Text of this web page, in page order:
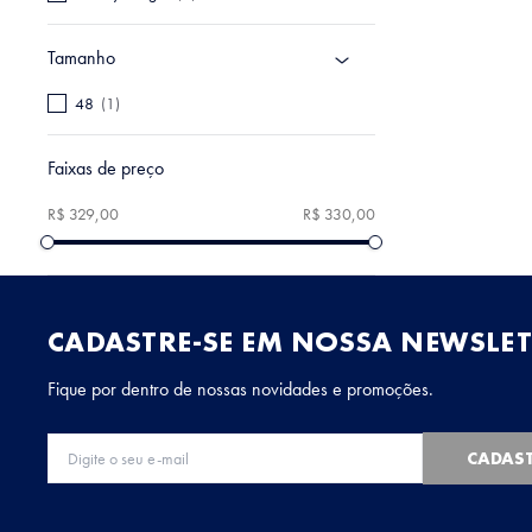
Tamanho
48 (1 )
Faixas de preço
R$ 329,00 R$ 330,00
CADASTRE-SE EM NOSSA
Fique por dentro de nossas novidades e promoções.